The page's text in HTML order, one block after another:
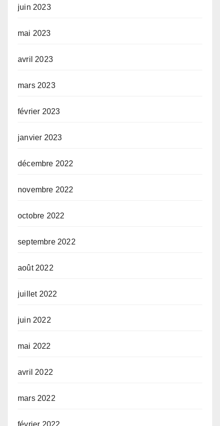
juin 2023
mai 2023
avril 2023
mars 2023
février 2023
janvier 2023
décembre 2022
novembre 2022
octobre 2022
septembre 2022
août 2022
juillet 2022
juin 2022
mai 2022
avril 2022
mars 2022
février 2022